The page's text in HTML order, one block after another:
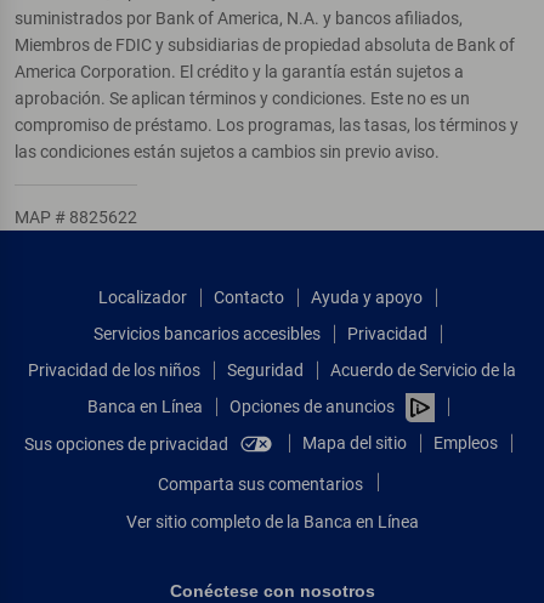
suministrados por Bank of America, N.A. y bancos afiliados,
Miembros de FDIC y subsidiarias de propiedad absoluta de Bank of
America Corporation. El crédito y la garantía están sujetos a
aprobación. Se aplican términos y condiciones. Este no es un
compromiso de préstamo. Los programas, las tasas, los términos y
las condiciones están sujetos a cambios sin previo aviso.
MAP # 8825622
Localizador Contacto
Ayuda y apoyo
Servicios bancarios accesibles
Privacidad
Privacidad de los niños
Seguridad
Acuerdo de Servicio de la
Banca en Línea
Opciones de anuncios
Sus opciones de privacidad
Mapa del sitio Empleos
Comparta sus comentarios
Ver sitio completo de la Banca en Línea
Conéctese con nosotros